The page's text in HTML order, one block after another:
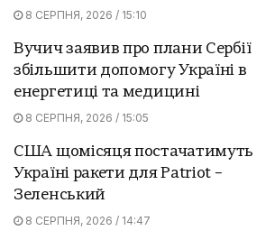
8 СЕРПНЯ, 2026 / 15:10
Вучич заявив про плани Сербії
збільшити допомогу Україні в
енергетиці та медицині
8 СЕРПНЯ, 2026 / 15:05
США щомісяця постачатимуть
Україні ракети для Patriot –
Зеленський
8 СЕРПНЯ, 2026 / 14:47